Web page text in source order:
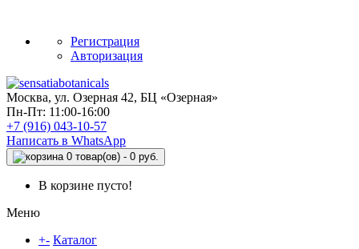
Регистрация
Авторизация
Москва, ул. Озерная 42, БЦ «Озерная»
Пн-Пт: 11:00-16:00
+7 (916) 043-10-57
Написать в WhatsApp
0 товар(ов) - 0 руб.
В корзине пусто!
Меню
+- Каталог